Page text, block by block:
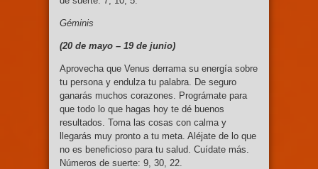
Géminis
(20 de mayo – 19de junio)
Aprovecha que Venus derrama su energía sobre
tu persona y endulza tu palabra. De seguro
ganarás muchos corazones. Prográmate para
que todo lo que hagas hoy te dé buenos
resultados. Toma las cosas con calma y
llegarás muy pronto a tu meta. Aléjate de lo que
no es beneficioso para tu salud. Cuídate más.
Números de suerte: 9, 30, 22.